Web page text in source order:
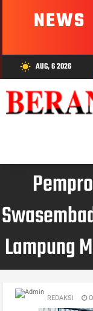
NEWS
wb_sunny AUG, 6 2026
Lampung
REDAKSI